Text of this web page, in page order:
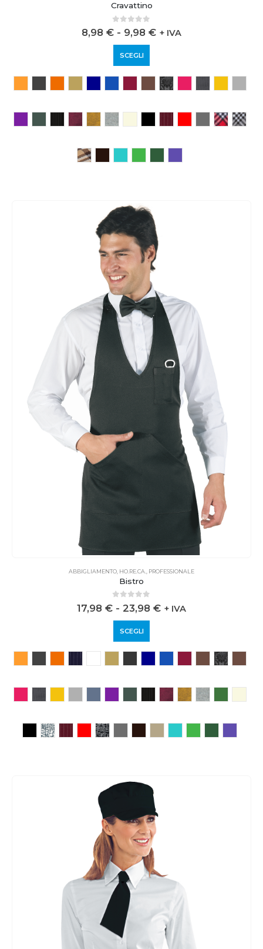
Cravattino
0 out of 5
8,98 € - 9,98 € + IVA
SCEGLI
ABBIGLIAMENTO HO.RE.CA. PROFESSIONALE
Bistro
out of 5
17,98 € - 23,98 € + IVA
SCEGLI